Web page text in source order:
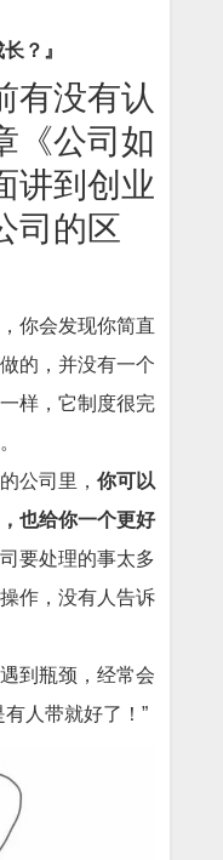
？』
有没有认
《公司如
讲到创业
司的区
你会发现你简直
的，并没有一个
样，它制度很完
公司里， 你可以
也给你一个更好
要处理的事太多
作，没有人告诉
到瓶颈，经常会
人带就好了！”